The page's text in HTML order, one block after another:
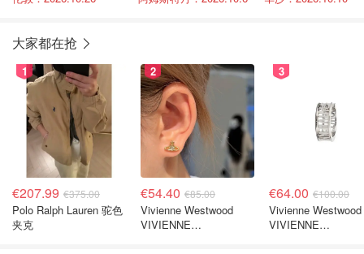
大家都在抢
1
€207.99 €375.00
Polo Ralph Lauren 驼色
夹克
2
€54.40 €85.00
Vivienne Westwood
VIVIENNE
3
€64.00 €100.00
Vivienne Westwood
VIVIENNE